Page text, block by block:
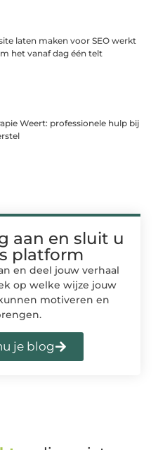
laten maken voor SEO werkt
het vanaf dag één telt
Weert: professionele hulp bij
aan en sluit u
platform
en deel jouw verhaal
op welke wijze jouw
motiveren en
je blog